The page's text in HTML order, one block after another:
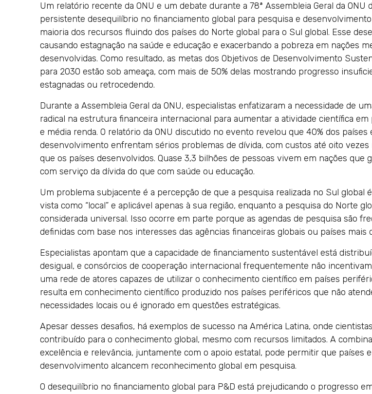
Um relatório recente da ONU e um debate durante a 78ª Assembleia Geral da ONU
persistente desequilíbrio no financiamento global para pesquisa e desenvolvimento
maioria dos recursos fluindo dos países do Norte global para o Sul global. Esse
causando estagnação na saúde e educação e exacerbando a pobreza em nações
desenvolvidas. Como resultado, as metas dos Objetivos de Desenvolvimento
para 2030 estão sob ameaça, com mais de 50% delas mostrando progresso
estagnadas ou retrocedendo.
Durante a Assembleia Geral da ONU, especialistas enfatizaram a necessidade de
radical na estrutura financeira internacional para aumentar a atividade científica em
e média renda. O relatório da ONU discutido no evento revelou que 40% dos países
desenvolvimento enfrentam sérios problemas de dívida, com custos até oito vezes
que os países desenvolvidos. Quase 3,3 bilhões de pessoas vivem em nações que
com serviço da dívida do que com saúde ou educação.
Um problema subjacente é a percepção de que a pesquisa realizada no Sul global
vista como “local” e aplicável apenas à sua região, enquanto a pesquisa do Norte
considerada universal. Isso ocorre em parte porque as agendas de pesquisa são
definidas com base nos interesses das agências financeiras globais ou países mais
Especialistas apontam que a capacidade de financiamento sustentável está
desigual, e consórcios de cooperação internacional frequentemente não
uma rede de atores capazes de utilizar o conhecimento científico em países
resulta em conhecimento científico produzido nos países periféricos que não
necessidades locais ou é ignorado em questões estratégicas.
Apesar desses desafios, há exemplos de sucesso na América Latina, onde
contribuído para o conhecimento global, mesmo com recursos limitados. A
excelência e relevância, juntamente com o apoio estatal, pode permitir que países
desenvolvimento alcancem reconhecimento global em pesquisa.
O desequilíbrio no financiamento global para P&D está prejudicando o progresso